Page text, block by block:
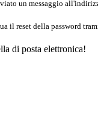
un messaggio
il reset della password
di posta elettronica!